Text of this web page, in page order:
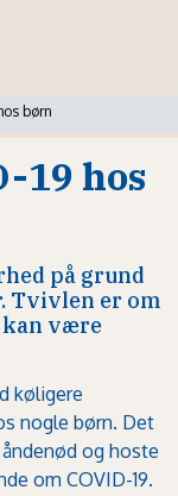
børn
19 hos
på grund
Tvivlen er om
være
køligere
nogle børn. Det
og hoste
om COVID-19.